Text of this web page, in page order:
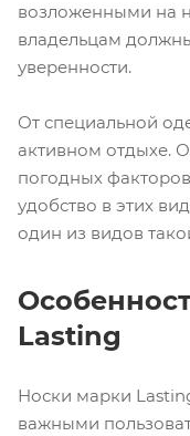
возложенными на
владельцам
уверенности.
От специальной
активном отдыхе.
погодных
удобство в этих
один из видов
Lasting
Носки марки
важными